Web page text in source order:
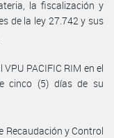
la fiscalización y
de la ley 27.742 y sus
PACIFIC RIM en el
cinco (5) días de su
Recaudación y Control